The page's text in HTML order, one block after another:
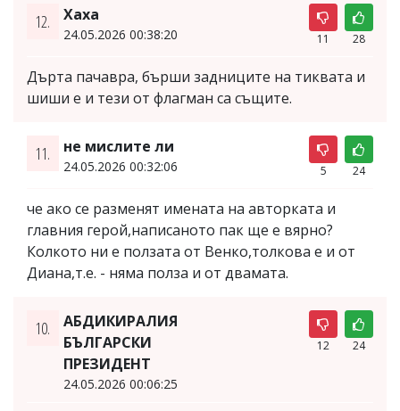
12. Хаха
24.05.2026 00:38:20 11 28
Дърта пачавра, бърши задниците на тиквата и
шиши е и тези от флагман са същите.
11. не мислите ли
24.05.2026 00:32:06 5 24
че ако се разменят имената на авторката и
главния герой,написаното пак ще е вярно?
Колкото ни е ползата от Венко,толкова е и от
Диана,т.е. - няма полза и от двамата.
10.
АБДИКИРАЛИЯ
БЪЛГАРСКИ
ПРЕЗИДЕНТ
24.05.2026 00:06:25
12 24